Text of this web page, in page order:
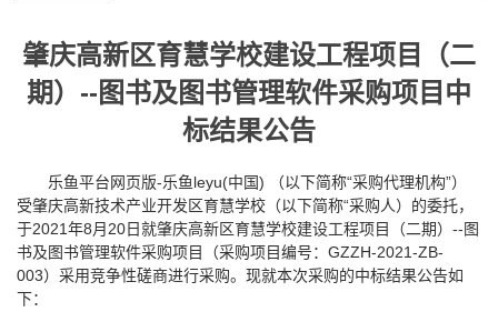
肇庆高新区育慧学校建设工程项目（二
期）--图书及图书管理软件采购项目中
标结果公告
乐鱼平台网页版-乐鱼leyu(中国) （以下简称“采购代理机构”）
受肇庆高新技术产业开发区育慧学校（以下简称“采购人）的委托，
于2021年8月20日就肇庆高新区育慧学校建设工程项目（二期）--图
书及图书管理软件采购项目（采购项目编号：GZZH-2021-ZB-
003）采用竞争性磋商进行采购。现就本次采购的中标结果公告如
下：